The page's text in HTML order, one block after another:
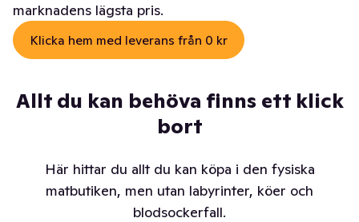
marknadens lägsta pris.
Klicka hem med leverans från 0 kr
Allt du kan behöva finns ett klick
bort
Här hittar du allt du kan köpa i den fysiska
matbutiken, men utan labyrinter, köer och
blodsockerfall.